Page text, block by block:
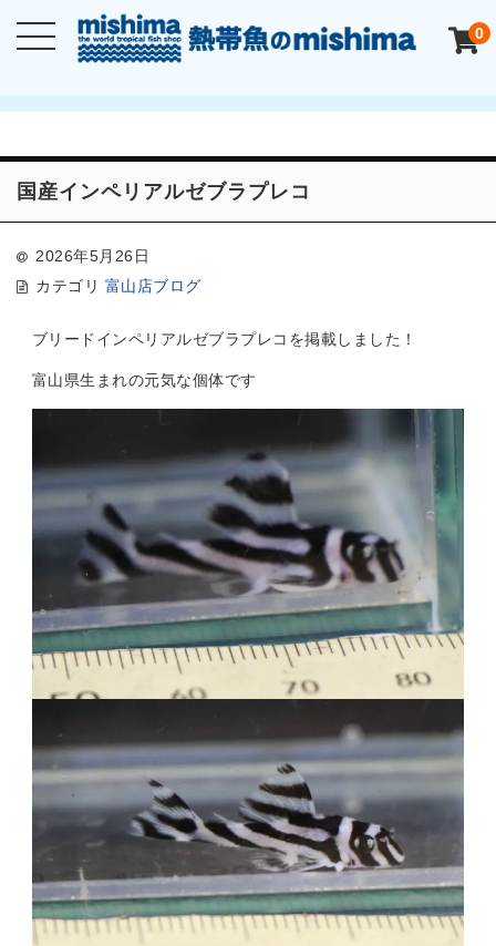
0
国産インペリアルゼブラプレコ
2026年5月26日
カテゴリ 富山店ブログ
ブリードインペリアルゼブラプレコを掲載しました！
富山県生まれの元気な個体です